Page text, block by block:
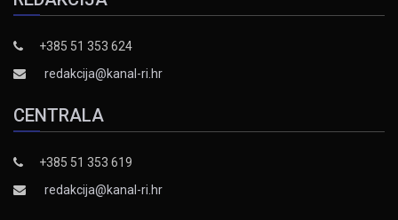
+385 51 353 624
redakcija@kanal-ri.hr
CENTRALA
+385 51 353 619
redakcija@kanal-ri.hr